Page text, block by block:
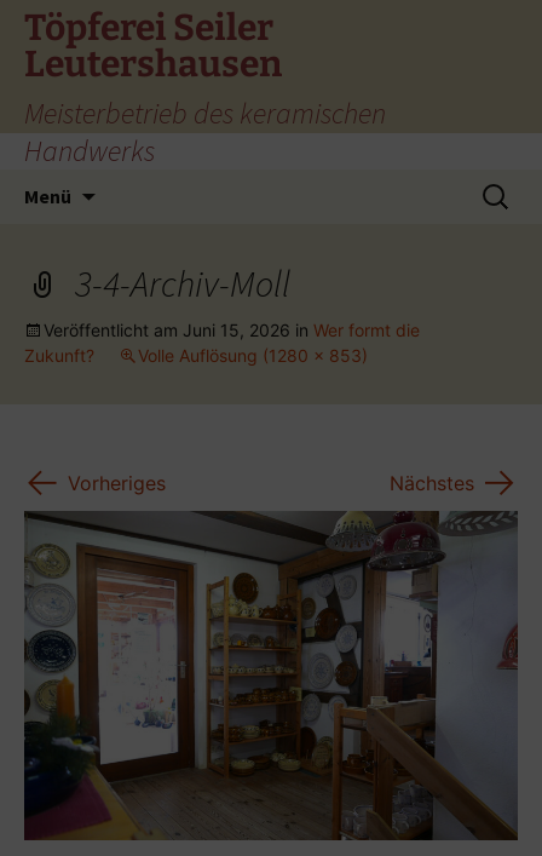
Zum
Inhalt
springen
Töpferei Seiler
Leutershausen
Meisterbetrieb des keramischen
Handwerks
Menü
Suchen
nach:
3-4-Archiv-Moll
Veröffentlicht am Juni 15, 2026 in Wer formt die
Zukunft?
Volle Auflösung (1280 × 853)
← Vorheriges Nächstes →